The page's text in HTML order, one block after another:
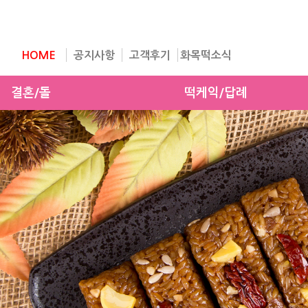
HOME 공지사항 고객후기 화목떡소식
결혼/돌 떡케익/답례